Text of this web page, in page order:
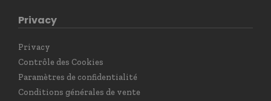
Privacy
Privacy
Contrôle des Cookies
Paramètres de confidentialité
Conditions générales de vente